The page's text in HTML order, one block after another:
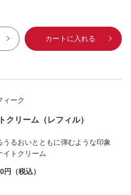
カートに入れる
ィーク
クリーム（レフィル）
うるおいとともに弾むような印象
トクリーム
円 （税込）